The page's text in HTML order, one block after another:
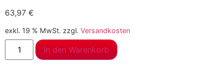
63,97 €
exkl. 19 % MwSt. zzgl. Versandkosten
In den Warenkorb